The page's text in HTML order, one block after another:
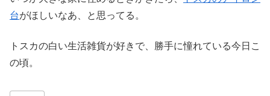
台がほしいなあ、と思ってる。
トスカの白い生活雑貨が好きで、勝手に憧れている今日こ
の頃。